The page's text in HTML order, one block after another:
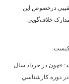
کذب شما منع تعقيبي درخصوص اين
مدارک خلاف‌گويي
کيست.
«چون در خرداد سال
در دوره کارشناسي